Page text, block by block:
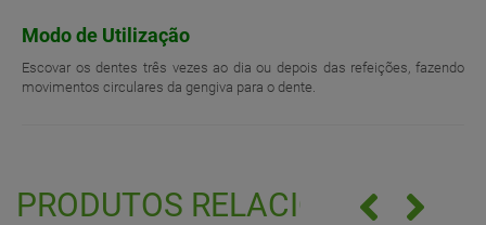
Modo de Utilização
Escovar os dentes três vezes ao dia ou depois das refeições, fazendo
movimentos circulares da gengiva para o dente.
PRODUTOS RELACIONADOS